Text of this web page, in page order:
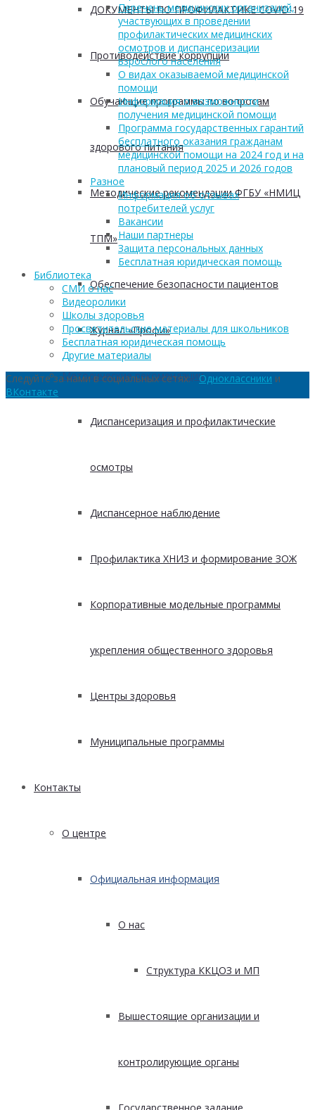
ДОКУМЕНТЫ ПО ПРОФИЛАКТИКЕ COVID-19
Противодействие коррупции
Обучающие программы по вопросам
здорового питания
Методические рекомендации ФГБУ «НМИЦ
ТПМ»
Обеспечение безопасности пациентов
Журнал «Профи»
Методические рекомендации
Диспансеризация и профилактические
осмотры
Диспансерное наблюдение
Профилактика ХНИЗ и формирование ЗОЖ
Корпоративные модельные программы
укрепления общественного здоровья
Центры здоровья
Муниципальные программы
Контакты
О центре
Официальная информация
О нас
Структура ККЦОЗ и МП
Вышестоящие организации и
контролирующие органы
Перечень медицинских организаций,
участвующих в проведении
профилактических медицинских
осмотров и диспансеризации
взрослого населения
О видах оказываемой медицинской
помощи
Информация о возможности
получения медицинской помощи
Программа государственных гарантий
бесплатного оказания гражданам
медицинской помощи на 2024 год и на
плановый период 2025 и 2026 годов
Разное
Информация об отзывах
потребителей услуг
Вакансии
Наши партнеры
Защита персональных данных
Бесплатная юридическая помощь
Библиотека
СМИ о нас
Видеоролики
Школы здоровья
Просветительские материалы для школьников
Бесплатная юридическая помощь
Другие материалы
Следуйте за нами в социальных сетях:Одноклассники и
ВКонтакте